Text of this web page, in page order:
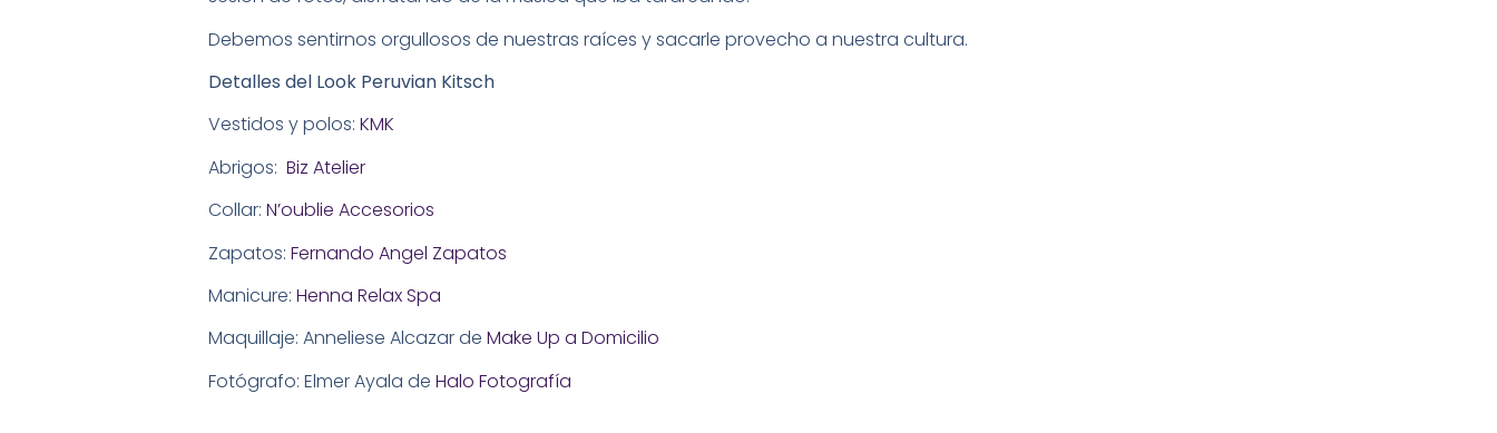
Debemos sentirnos orgullosos de nuestras raíces y sacarle provecho a nuestra cultura.
Detalles del Look Peruvian Kitsch
Vestidos y polos: KMK
Abrigos: Biz Atelier
Collar: N’oublie Accesorios
Zapatos: Fernando Angel Zapatos
Manicure: Henna Relax Spa
Maquillaje: Anneliese Alcazar de Make Up a Domicilio
Fotógrafo: Elmer Ayala de Halo Fotografía